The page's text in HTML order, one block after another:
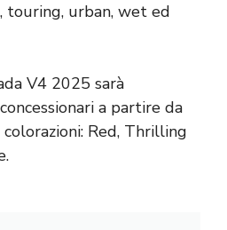
touring, urban, wet ed
V4 2025 sarà
a partire da
Red, Thrilling